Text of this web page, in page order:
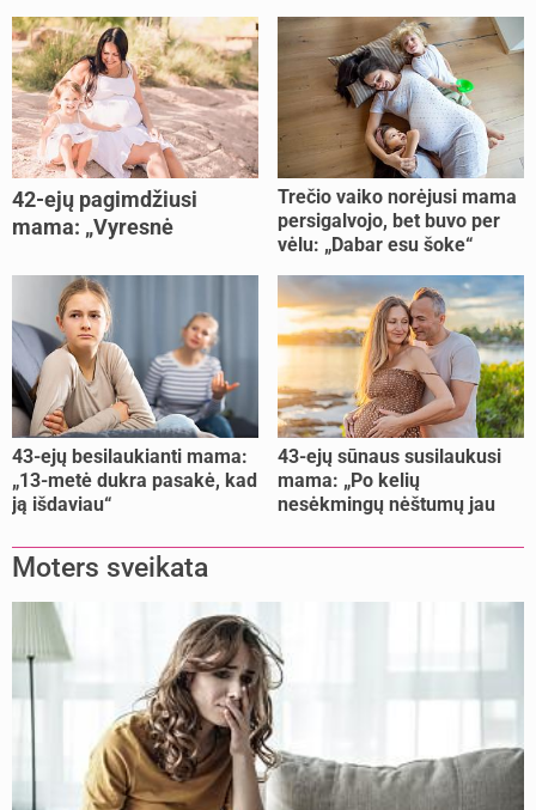
42-ejų pagimdžiusi
mama: „Vyresnė
lengviau“
Trečio vaiko norėjusi mama
persigalvojo, bet buvo per
vėlu: „Dabar esu šoke“
43-ejų besilaukianti mama:
„13-metė dukra pasakė, kad
ją išdaviau“
43-ejų sūnaus susilaukusi
mama: „Po kelių
nesėkmingų nėštumų jau
Moters sveikata